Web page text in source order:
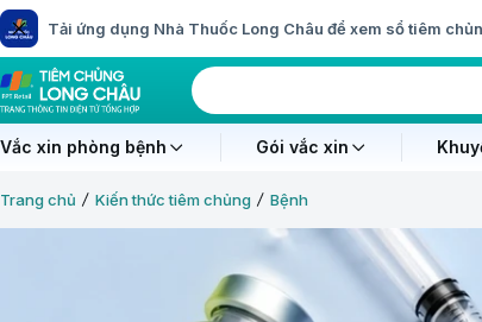
Tải ứng dụng Nhà Thuốc Long Châu để xem sổ tiêm
Vắc xin phòng bệnh Gói vắc xin
Trang chủ Kiến thức tiêm chủng Bệnh